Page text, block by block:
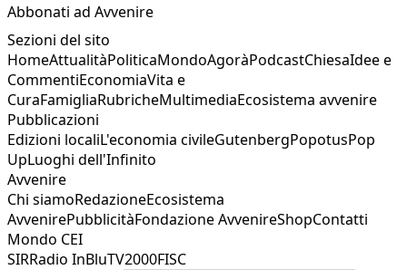
Abbonati ad Avvenire
Sezioni del sito
HomeAttualitàPoliticaMondoAgoràPodcastChiesaIdee e
CommentiEconomiaVita e
CuraFamigliaRubricheMultimediaEcosistema avvenire
Pubblicazioni
Edizioni localiL'economia civileGutenbergPopotusPop
UpLuoghi dell'Infinito
Avvenire
Chi siamoRedazioneEcosistema
AvvenirePubblicitàFondazione AvvenireShopContatti
Mondo CEI
SIRRadio InBluTV2000FISC